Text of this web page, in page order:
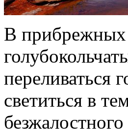
В прибрежных
переливаться
светиться в